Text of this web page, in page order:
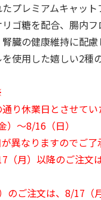
プレミアムキャッ
ゴ糖を配合、腸内フ
臓の健康維持に配
使用した嬉しい2種
り休業日とさせてい
）～8/16（日）
異なりますのでご了
（月）以降のご注文
のご注文は、8/17（